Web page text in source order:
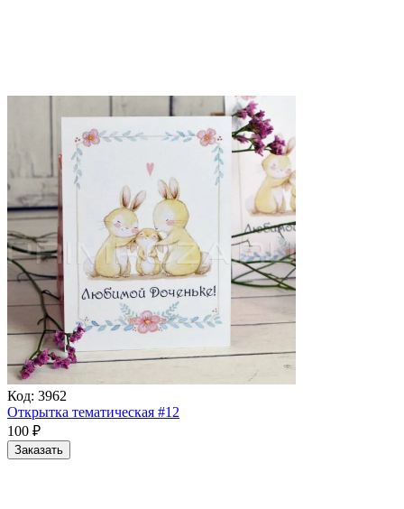
Код: 3962
Открытка тематическая #12
100 ₽
Заказать